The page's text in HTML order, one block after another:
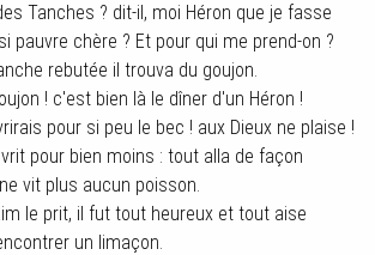
Tanches ? dit-il, moi Héron que je fasse
pauvre chère ? Et pour qui me prend-on ?
rebutée il trouva du goujon.
! c'est bien là le dîner d'un Héron !
pour si peu le bec ! aux Dieux ne plaise !
pour bien moins : tout alla de façon
vit plus aucun poisson.
le prit, il fut tout heureux et tout aise
un limaçon.